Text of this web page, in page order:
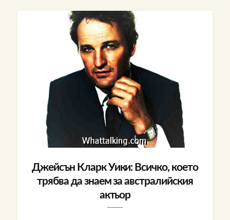
Джейсън Кларк Уики: Всичко, което
трябва да знаем за австралийския
актьор